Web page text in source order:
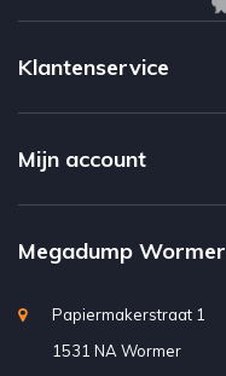
Klantenservice
Mijn account
Megadump Wormer
Papiermakerstraat 1
1531 NA Wormer